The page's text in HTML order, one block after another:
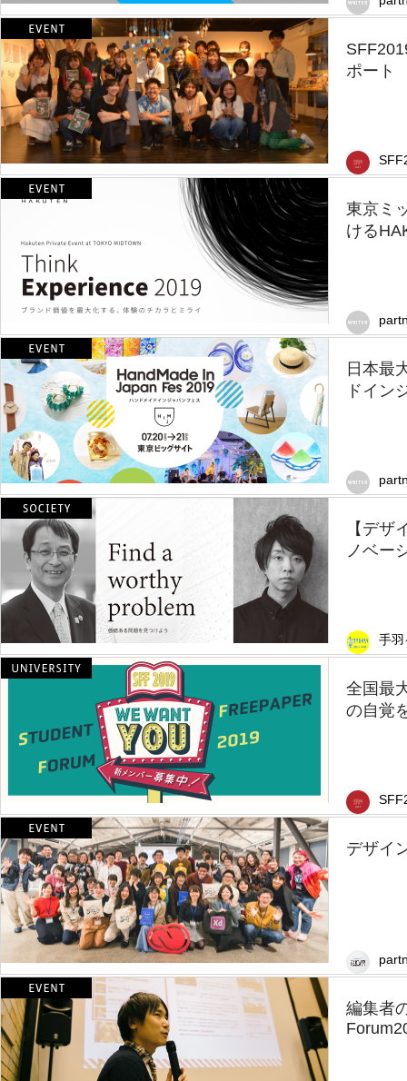
ポート
東京ミ
ける
日本最
ドイン
【デザ
ノベー
手羽
全国最
の自覚
デザイ
編集者